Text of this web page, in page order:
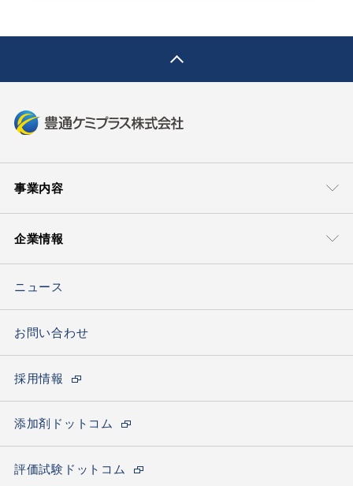
事業内容
ライフマテリアル
ケミカルソリューション本部
エレクトロニクス
技術ソリューション
企業情報
会社概要
カーボンニュートラルへの取り組み
拠点一覧(アクセス)
ニュース
お問い合わせ
採用情報
添加剤ドットコム
評価試験ドットコム